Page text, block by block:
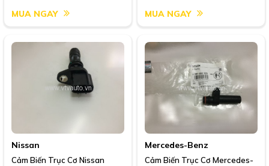
MUA NGAY
MUA NGAY
Nissan
Cảm Biến Trục Cơ Nissan
Mercedes-Benz
Cảm Biến Trục Cơ Mercedes-